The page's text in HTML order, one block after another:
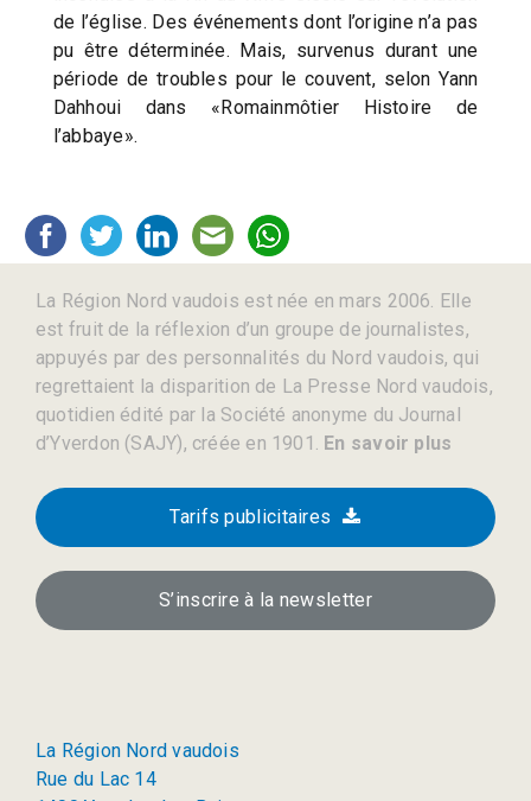
de l’église. Des événements dont l’origine n’a pas
pu être déterminée. Mais, survenus durant une
période de troubles pour le couvent, selon Yann
Dahhoui dans «Romainmôtier Histoire de
l’abbaye».
La Région Nord vaudois est née en mars 2006. Elle
est fruit de la réflexion d’un groupe de journalistes,
appuyés par des personnalités du Nord vaudois, qui
regrettaient la disparition de La Presse Nord vaudois,
quotidien édité par la Société anonyme du Journal
d’Yverdon (SAJY), créée en 1901. En savoir plus
Tarifs publicitaires
S’inscrire à la newsletter
La Région Nord vaudois
Rue du Lac 14